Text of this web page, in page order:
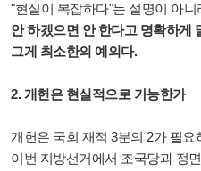
"현실이 복잡하다"는 설명이 아니
안 하겠으면 안 한다고 명확하게
그게 최소한의 예의다.
2. 개헌은 현실적으로 가능한가
개헌은 국회 재적 3분의 2가 필요
이번 지방선거에서 조국당과 정